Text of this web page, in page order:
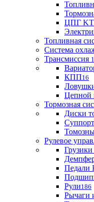
ЦПГ
Топливная
Система
Трансмиссия
КПП16
Цепной
Тормозная
Диски
Рулевое
Педали
Рули186
Рычаги